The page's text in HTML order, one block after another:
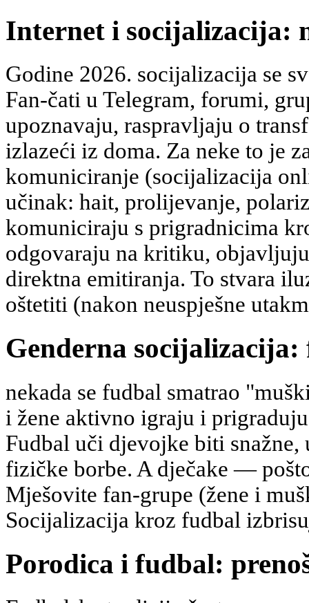
Internet i socijalizacija:
Godine 2026. socijalizacija se
Fan-čati u Telegram, forumi,
upoznavaju, raspravljaju o
izlazeći iz doma. Za neke to je
komuniciranje (socijalizacija
učinak: hait, prolijevanje,
komuniciraju s prigradnicima
odgovaraju na kritiku,
direktna emitiranja. To stvara
oštetiti (nakon neuspješne
Genderna socijalizacija:
nekada se fudbal smatrao
i žene aktivno igraju i
Fudbal uči djevojke biti snažne,
fizičke borbe. A dječake —
Mješovite fan-grupe (žene i
Socijalizacija kroz fudbal
Porodica i fudbal: